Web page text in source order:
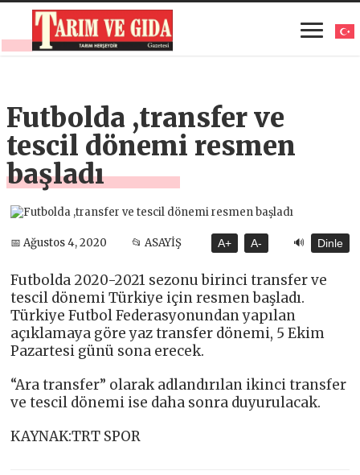
Futbolda ,transfer ve
tescil dönemi resmen
başladı
📅 Ağustos 4, 2020 📂 ASAYİŞ A+ A- 🔊 Dinle
Futbolda 2020-2021 sezonu birinci transfer ve
tescil dönemi Türkiye için resmen başladı.
Türkiye Futbol Federasyonundan yapılan
açıklamaya göre yaz transfer dönemi, 5 Ekim
Pazartesi günü sona erecek.
“Ara transfer” olarak adlandırılan ikinci transfer
ve tescil dönemi ise daha sonra duyurulacak.
KAYNAK:TRT SPOR